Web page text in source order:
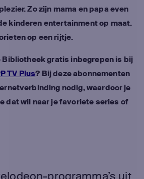
Zo zijn mama en papa even
kinderen entertainment op maat.
op een rijtje.
Bibliotheek gratis inbegrepen is bij
TV Plus? Bij deze abonnementen
nodig, waardoor je
dat wil naar je favoriete series of
programma’s uit